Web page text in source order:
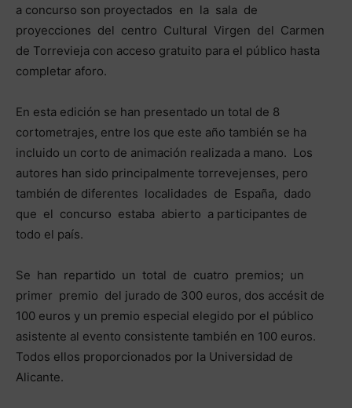
a concurso son proyectados en la sala de
proyecciones del centro Cultural Virgen del Carmen
de Torrevieja con acceso gratuito para el público hasta
completar aforo.
En esta edición se han presentado un total de 8
cortometrajes, entre los que este año también se ha
incluido un corto de animación realizada a mano. Los
autores han sido principalmente torrevejenses, pero
también de diferentes localidades de España, dado
que el concurso estaba abierto a participantes de
todo el país.
Se han repartido un total de cuatro premios; un
primer premio del jurado de 300 euros, dos accésit de
100 euros y un premio especial elegido por el público
asistente al evento consistente también en 100 euros.
Todos ellos proporcionados por la Universidad de
Alicante.